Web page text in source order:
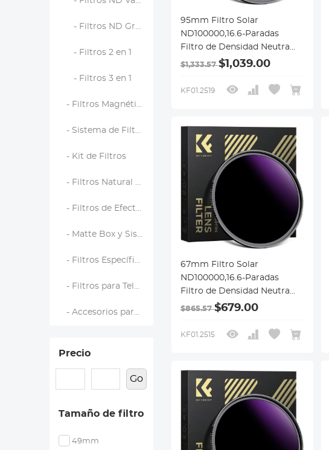
- Filtros ND Graduados
- Filtros 2 en 1
- Filtros 3 en 1
- Filtros Magnéticos
- Sistema de Filtro Cuadrado
- Kit de Filtros
- Filtros Natural Night
- Filtros de Efectos
- Matte Box y Sistemas de Filtrado
- Filtros Específicos de Marca
- Filtros para Teléfono
- Accesorios para Filtros
Precio
Go
Tamaño de filtro
49mm
95mm Filtro Solar
ND100000,16.6-Paradas
Filtro de Densidad Neutra
Sólido para Cámara DSLR,
$1,333.57$1,039.00
KF01.2519
67mm Filtro Solar
ND100000,16.6-Paradas
Filtro de Densidad Neutra
Sólido para Cámara DSLR,
$865.57$679.00
KF01.2515